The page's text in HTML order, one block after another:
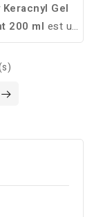
Keracnyl Gel
200 ml est un
sans savon
Myrtacine. Il
la peau en
et aide à
contre les
à tendance